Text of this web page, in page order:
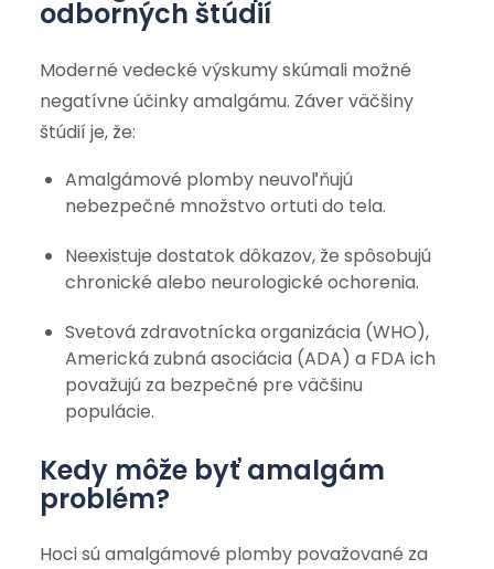
odborných štúdií
Moderné vedecké výskumy skúmali možné
negatívne účinky amalgámu. Záver väčšiny
štúdií je, že:
Amalgámové plomby neuvoľňujú
nebezpečné množstvo ortuti do tela.
Neexistuje dostatok dôkazov, že spôsobujú
chronické alebo neurologické ochorenia.
Svetová zdravotnícka organizácia (WHO),
Americká zubná asociácia (ADA) a FDA ich
považujú za bezpečné pre väčšinu
populácie.
Kedy môže byť amalgám
problém?
Hoci sú amalgámové plomby považované za